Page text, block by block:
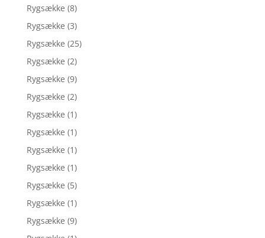
Rygsække (8)
Rygsække (3)
Rygsække (25)
Rygsække (2)
Rygsække (9)
Rygsække (2)
Rygsække (1)
Rygsække (1)
Rygsække (1)
Rygsække (1)
Rygsække (5)
Rygsække (1)
Rygsække (9)